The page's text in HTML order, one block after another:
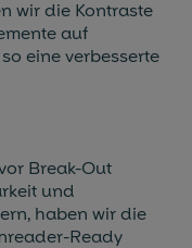
wir die Kontraste
auf
eine verbesserte
Break-Out
und
haben wir die
Ready